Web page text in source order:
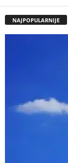
NAJPOPULARNIJE